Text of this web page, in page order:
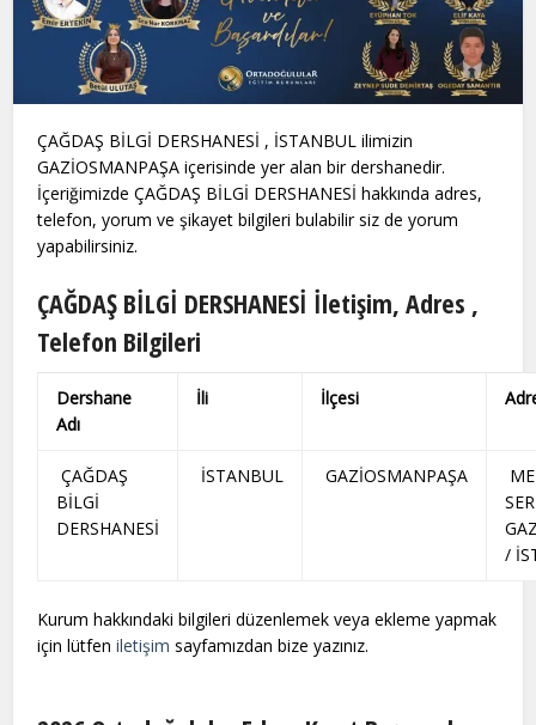
ÇAĞDAŞ BİLGİ DERSHANESİ , İSTANBUL ilimizin
GAZİOSMANPAŞA içerisinde yer alan bir dershanedir.
İçeriğimizde ÇAĞDAŞ BİLGİ DERSHANESİ hakkında adres,
telefon, yorum ve şikayet bilgileri bulabilir siz de yorum
yapabilirsiniz.
ÇAĞDAŞ BİLGİ DERSHANESİ İletişim, Adres ,
Telefon Bilgileri
Dershane
Adı
İli İlçesi
ÇAĞDAŞ
BİLGİ
DERSHANESİ
İSTANBUL GAZİOSMANPAŞA
/
Kurum hakkındaki bilgileri düzenlemek veya ekleme yapmak
için lütfeniletişim sayfamızdan bize yazınız.